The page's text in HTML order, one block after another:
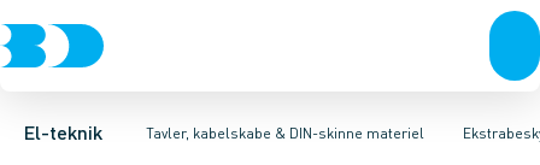
El-teknik Tavler, kabelskabe & DIN-skinne materiel
Afbrydere, stikkontakter & lampeudtagForgreningsmateriel
Tavler, kapsling og rackskabe Fordelings-/byggepladstavler
KombiafbryderFejlstrømsmodulNeozed D0 sikringselement